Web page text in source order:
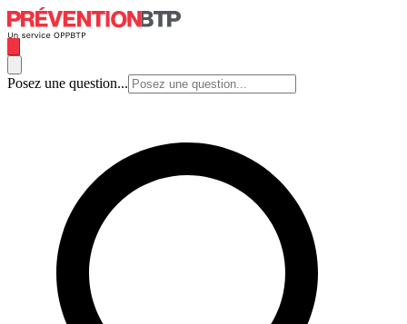
Posez une question...